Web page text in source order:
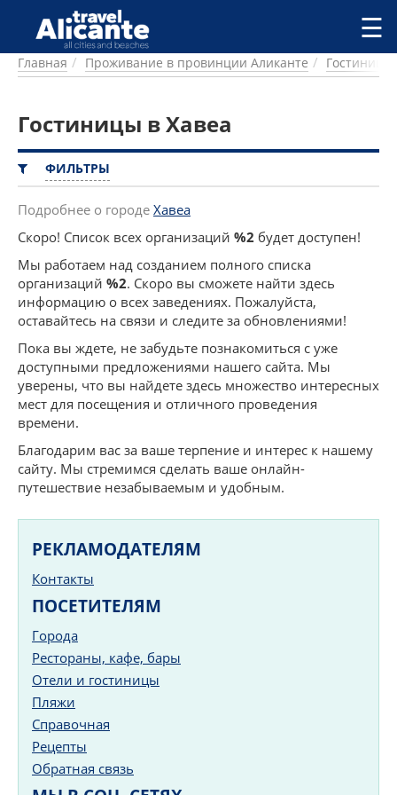
Перейти к основному содержанию
ГОРОДА
ПИТАНИЕ
ПРОЖИВАНИЕ
ПЛЯЖИ
ДОСТОПРИМЕЧАТЕЛЬНОСТИ
КЕМПИНГ
КОМАРКИ (РАЙОНЫ)
РЕЦЕПТЫ
ПРЕДЛОЖЕНИЯ
СТАТЬИ
УСЛУГИ
☰
Главная Проживание в провинции Аликанте Гостиницы
Гостиницы в Хавеа
ФИЛЬТРЫ
Подробнее о городе Хавеа
Скоро! Список всех организаций %2 будет доступен!
Мы работаем над созданием полного списка
организаций %2. Скоро вы сможете найти здесь
информацию о всех заведениях. Пожалуйста,
оставайтесь на связи и следите за обновлениями!
Пока вы ждете, не забудьте познакомиться с уже
доступными предложениями нашего сайта. Мы
уверены, что вы найдете здесь множество интересных
мест для посещения и отличного проведения
времени.
Благодарим вас за ваше терпение и интерес к нашему
сайту. Мы стремимся сделать ваше онлайн-
путешествие незабываемым и удобным.
РЕКЛАМОДАТЕЛЯМ
Контакты
ПОСЕТИТЕЛЯМ
Города
Рестораны, кафе, бары
Отели и гостиницы
Пляжи
Справочная
Рецепты
Обратная связь